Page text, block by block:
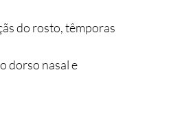
do rosto, têmporas
dorso nasal e